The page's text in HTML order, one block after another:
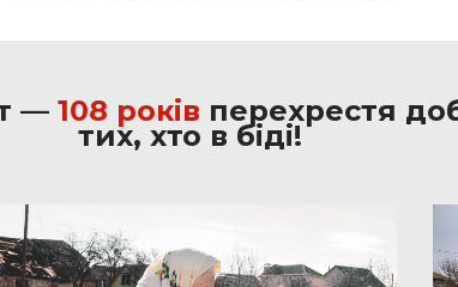
—108 років перехрестя
тих, хто в біді!